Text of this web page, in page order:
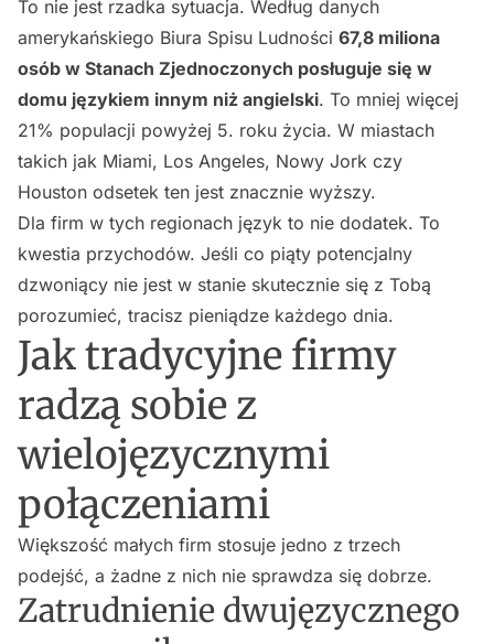
To nie jest rzadka sytuacja. Według danych
amerykańskiego Biura Spisu Ludności 67,8 miliona
osób w Stanach Zjednoczonych posługuje się w
domu językiem innym niż angielski. To mniej więcej
21% populacji powyżej 5. roku życia. W miastach
takich jak Miami, Los Angeles, Nowy Jork czy
Houston odsetek ten jest znacznie wyższy.
Dla firm w tych regionach język to nie dodatek. To
kwestia przychodów. Jeśli co piąty potencjalny
dzwoniący nie jest w stanie skutecznie się z Tobą
porozumieć, tracisz pieniądze każdego dnia.
Jak tradycyjne firmy
radzą sobie z
wielojęzycznymi
połączeniami
Większość małych firm stosuje jedno z trzech
podejść, a żadne z nich nie sprawdza się dobrze.
Zatrudnienie dwujęzycznego